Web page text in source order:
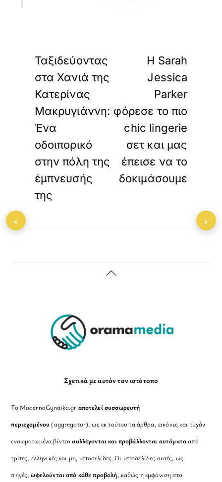
Ταξιδεύοντας
στα Χανιά της
Κατερίνας
Μακρυγιάννη:
Ένα
οδοιπορικό
στην πόλη της
έμπνευσής
της
Η Sarah
Jessica
Parker
φόρεσε το πιο
chic lingerie
σετ και μας
έπεισε να το
δοκιμάσουμε
Back
Σχετικά με αυτόν τον ιστότοπο
Το ModernaGynaika.gr αποτελεί συσσωρευτή
περιεχομένου (aggregator), ως εκ τούτου τα άρθρα, εικόνες και τυχόν
ενσωματωμένα βίντεοσυλλέγονται και προβάλλονται αυτόματααπό
τρίτες, ελληνικές και μη, ιστοσελίδες. Οι ιστοσελίδες αυτές, ως
πηγές,ωφελούνται από κάθε προβολή, καθώς η εμφάνιση στο
‹ ›